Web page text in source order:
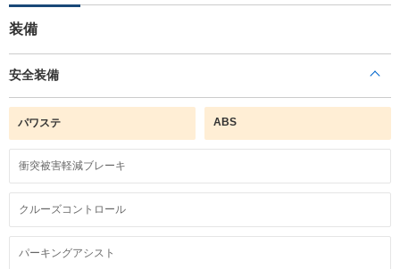
装備
安全装備
パワステ ABS
衝突被害軽減ブレーキ
クルーズコントロール
パーキングアシスト